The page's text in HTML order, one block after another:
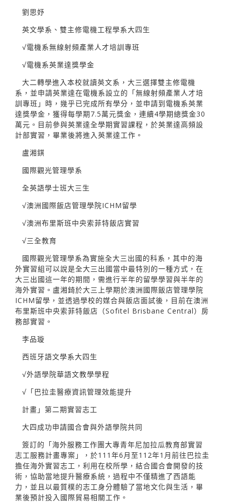
劉思妤
英文學系、雙主修電機工程學系大四生
√電機系無線射頻產業人才培訓專班
√電機系英業達獎學金
大二轉學進入本校就讀英文系，大三選擇雙主修電機
系，並申請英業達在電機系設立的「無線射頻產業人才培
訓專班」時，幾乎已完成所有學分，並申請到電機系英業
達獎學金，獲得每學期7.5萬元獎金，連續4學期總獎金30
萬元。目前參與英業達全學期實習課程，於英業達高頻設
計部實習，畢業後將進入英業達工作。
盧湘錤
國際觀光管理學系
全英語學士班大三生
√澳洲國際飯店管理學院ICHM留學
√澳洲布里斯班中央索菲特飯店實習
√三全教育
國際觀光管理學系為實施全大三出國的科系，其中的海
外實習組可以說是全大三出國當中最特別的一種方式，在
大三出國這一年的期間，需進行半年的留學學習與半年的
海外實習。盧湘錡於大三上學期於澳洲國際飯店管理學院
ICHM留學，並透過學校的媒合與飯店面試後，目前在澳洲
布里斯班中央索菲特飯店（Sofitel Brisbane Central）房
務部實習。
李品璇
西班牙語文學系大四生
√外語學院華語文教學學程
√「巴拉圭醫療資訊管理效能提升
計畫」第二期實習志工
大四成功申請國合會與外語學院共同
簽訂的「海外服務工作團大專青年尼加拉瓜教育部實習
志工服務計畫專案」，於111年6月至112年1月前往巴拉圭
擔任海外實習志工，利用在校所學，結合國合會開發的技
術，協助當地提升醫療系統，過程中不僅精進了西語能
力，並且以最質樸的志工身分體驗了當地文化與生活，畢
業後預計投入國際貿易相關工作。